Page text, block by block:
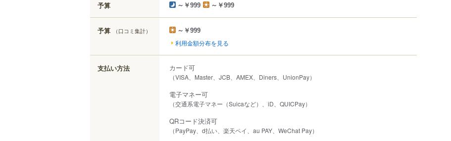
予算 ～￥999 ～￥999
予算 （口コミ集計） ～￥999
利用金額分布を見る
支払い方法 カード可
（VISA、Master、JCB、AMEX、Diners、UnionPay）
電子マネー可
（交通系電子マネー（Suicaなど）、iD、QUICPay）
QRコード決済可
（PayPay、d払い、楽天ペイ、au PAY、WeChat Pay）